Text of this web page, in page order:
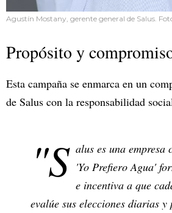
Agustín Mostany, gerente general de Salus.
Propósito y
Esta campaña se enmarca en un
de Salus con la responsabilidad
"S alus es una empresa
'Yo Prefiero Agua'
e incentiva a que
evalúe sus elecciones diarias y